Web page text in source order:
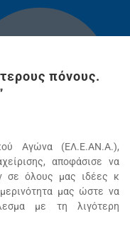
πόνους.
Αγώνα (ΕΛ.Ε.ΑΝ.Α.),
αποφάσισε να
σε όλους μας ιδέες κ
μας ώστε να
με τη λιγότερη